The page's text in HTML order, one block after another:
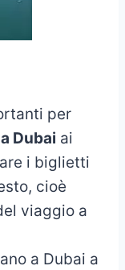
per
Dubai ai
i biglietti
cioè
viaggio a
a Dubai a